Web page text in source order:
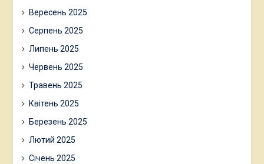
Вересень 2025
Серпень 2025
Липень 2025
Червень 2025
Травень 2025
Квітень 2025
Березень 2025
Лютий 2025
Січень 2025